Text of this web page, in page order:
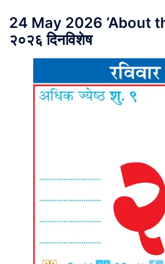
24 May 2026 ‘About
२०२६ दिनविशेष